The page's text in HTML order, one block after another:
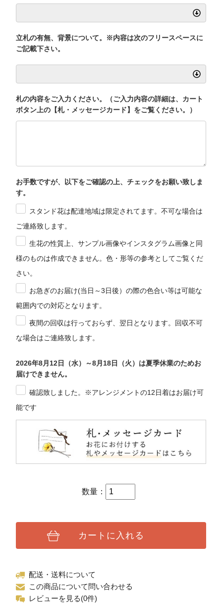
立札の有無、背景について。※内容は次のフリースペースに
ご記載下さい。
札の内容をご入力ください。（ご入力内容の詳細は、カート
ボタン上の【札・メッセージカード】をご覧ください。）
お手数ですが、以下をご確認の上、チェックをお願い致しま
す。
スタンド花は配達地域は限定されてます。不可な場合は
ご連絡致します。
生花の性質上、サンプル画像やインスタグラム画像と同
様のものは作成できません。色・形等の参考としてご覧くだ
さい。
お急ぎのお届け(当日～3日後）の際の色合い等は可能な
範囲内での対応となります。
夜間の回収は行っておらず、翌日となります。回収不可
な場合はご連絡致します。
2026年8月12日（水）～8月18日（火）は夏季休業のためお
届けできません。
確認致しました。※アレンジメントの12日着はお届け可
能です
数量：
カートに入れる
配送・送料について
この商品について問い合わせる
レビューを見る(0件)